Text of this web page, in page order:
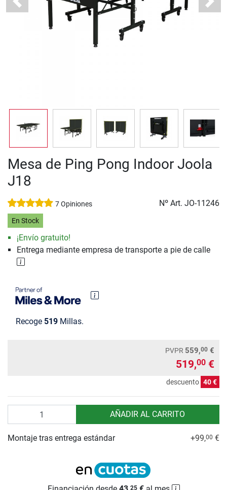
Previous Next
Mesa de Ping Pong Indoor Joola
J18
7 Opiniones Nº Art. JO-11246
En Stock
¡Envío gratuito!
Entrega mediante empresa de transporte a pie de calle
Recoge 519 Millas.
PVPR 559,00 €
519,00 €
descuento 40 €
AÑADIR AL CARRITO
Montaje tras entrega estándar +99,00 €
25